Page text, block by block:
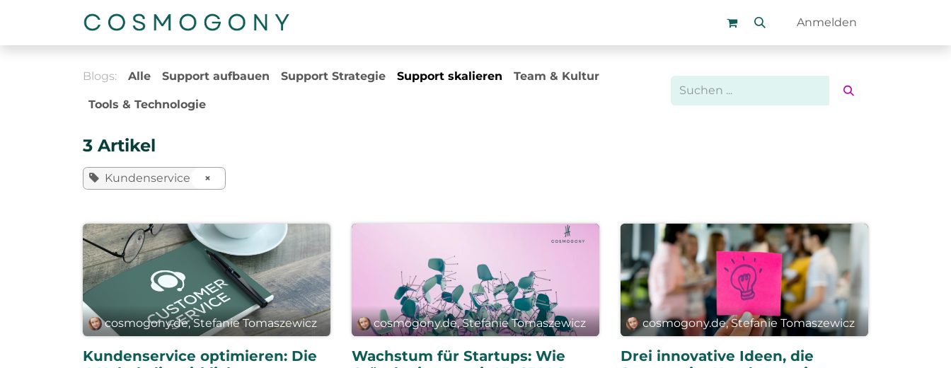
Academy Blog Kontakt
Anmelden
Blogs: Alle Support aufbauen Support Strategie Support skalieren Team & Kultur
Tools & Technologie
3 Artikel
Kundenservice ×
cosmogony.de, Stefanie Tomaszewicz
Kundenservice optimieren: Die
cosmogony.de, Stefanie Tomaszewicz
Wachstum für Startups: Wie
cosmogony.de, Stefanie Tomaszewicz
Drei innovative Ideen, die